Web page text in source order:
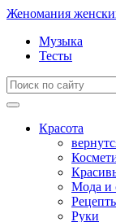
Женомания
Музыка
Тесты
Красота
Мода и
Руки